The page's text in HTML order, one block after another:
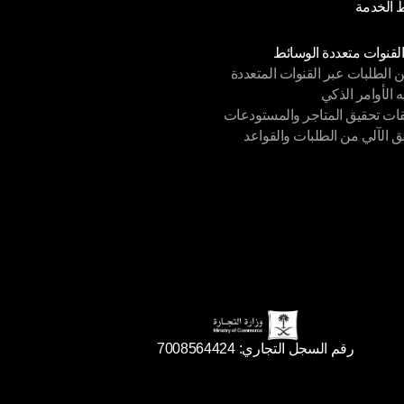
الخصوصية
القنوات متعددة الوسائط
متعددة الوسائط
الطلبات عبر القنوات المتعددة
الطلبات عبر القنوات المتعددة
الأوامر الذكي
الأوامر الذكي
تحقيق المتاجر والمستودعات
تحقيق المتاجر والمستودعات
الآلي من الطلبات والقواعد
رقم السجل التجاري: 7008564424